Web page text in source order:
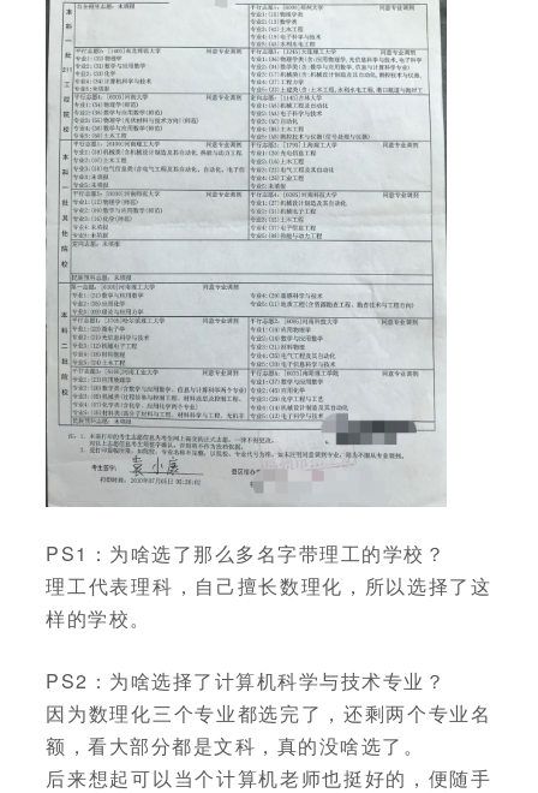
PS1：为啥选了那么多名字带理工的学校？
理工代表理科，自己擅长数理化，所以选择了这
样的学校。
PS2：为啥选择了计算机科学与技术专业？
因为数理化三个专业都选完了，还剩两个专业名
额，看大部分都是文科，真的没啥选了。
后来想起可以当个计算机老师也挺好的，便随手